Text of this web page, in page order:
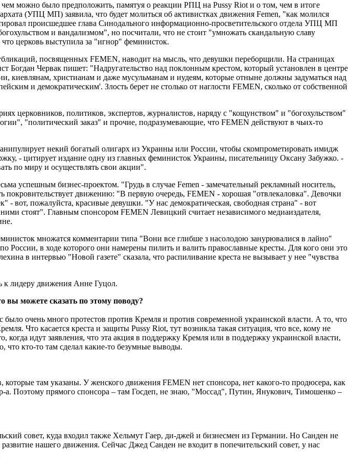
чем можно было предположить, памятуя о реакции РПЦ на Pussy Riot и о том, чем в итоге
(УПЦ МП) заявила, что будет молиться об активистках движения Femen, "как молился
происшедшее глава Синодального информационно-просветительского отдела УПЦ МП
и вандализмом", но посчитали, что не стоит "умножать скандальную славу
церковь выступила за "игнор" феминисток.
посвященных FEMEN, наводит на мысль, что девушки переборщили. На страницах
Богдан Червак пишет: "Надругательство над поклонным крестом, который установлен в центре
киевлянам, христианам и даже мусульманам и иудеям, которые отныне должны задуматься над
и демократическим'. Злость берет не столько от наглости FEMEN, сколько от собственной
церковников, политиков, экспертов, журналистов, наряду с "кощунством" и "богохульством"
"политический заказ" и прочие, подразумевающие, что FEMEN действуют в чьих-то
некий богатый олигарх из Украины или России, чтобы скомпрометировать имидж
- цитирует издание одну из главных феминисток Украины, писательницу Оксану Забужко. -
по миру и осуществлять свои акции".
успешным бизнес-проектом. "Грудь в случае Femen - замечательный рекламный носитель,
покровительствует движению: "В первую очередь, FEMEN - хорошая "отвлекаловка". Девочки
вот, пожалуйста, красивые девушки. "У нас демократическая, свободная страна" - вот
стоят". Главным спонсором FEMEN Левицкий считает независимого медиаиздателя,
множатся комментарии типа "Вони все глибше з насолодою занурювалися в лайно"
в ходе которого они намерены пилить и валить православные кресты. Для кого они это
в интервью "Новой газете" сказала, что распиливание креста не вызывает у нее "чувства
к лидеру движения Анне Гуцол.
можете сказать по этому поводу?
очень много протестов против Кремля и против современной украинской власти. А то, что
Что касается креста и защиты Pussy Riot, тут возникла такая ситуация, что все, кому не
идут заявления, что эта акция в поддержку Кремля или в поддержку украинской власти,
кто-то там сделал какие-то безумные выводы.
там указаны. У женского движения FEMEN нет спонсора, нет какого-то продюсера, как
Поэтому прямого спонсора – там Госдеп, не знаю, "Моссад", Путин, Янукович, Тимошенко –
совет, куда входил также Хельмут Гаер, ди-джей и бизнесмен из Германии. Но Санден не
нашего движения. Сейчас Джед Санден не входит в попечительский совет, у нас